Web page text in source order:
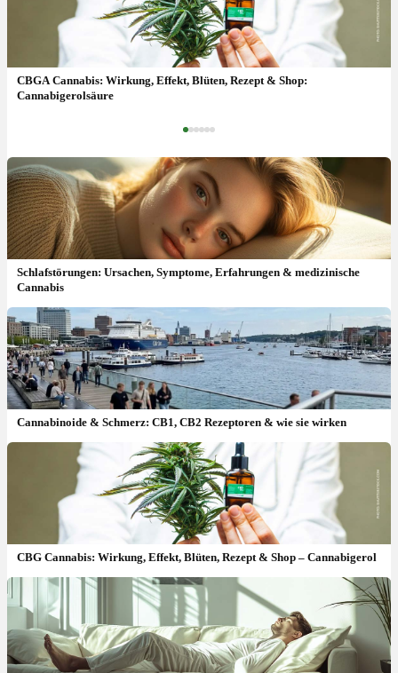
CBGA Cannabis: Wirkung, Effekt, Blüten, Rezept & Shop:
Cannabigerolsäure
Schlafstörungen: Ursachen, Symptome, Erfahrungen &
medizinische Cannabis
Schlafstörungen: Ursachen, Symptome, Erfahrungen & medizinische
Cannabis
Cannabinoide & Schmerz: CB1, CB2 Rezeptoren & wie sie wirken
CBG Cannabis: Wirkung, Effekt, Blüten, Rezept & Shop – Cannabigerol